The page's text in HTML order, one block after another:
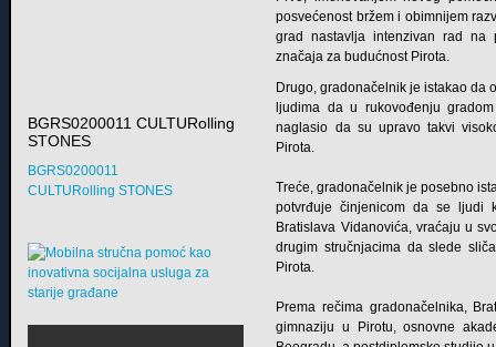
posvećenost bržem i obimnijem
grad nastavlja intenzivan rad na
značaja za budućnost Pirota.
Drugo, gradonačelnik je istakao da
ljudima da u rukovođenju
naglasio da su upravo takvi
Pirota.
Treće, gradonačelnik je posebno
potvrđuje činjenicom da se ljudi
Bratislava Vidanovića, vraćaju u
drugim stručnjacima da slede
Pirota.
Prema rečima gradonačelnika,
gimnaziju u Pirotu, osnovne
BGRS0200011 CULTURolling
STONES
BGRS0200011
CULTURolling STONES